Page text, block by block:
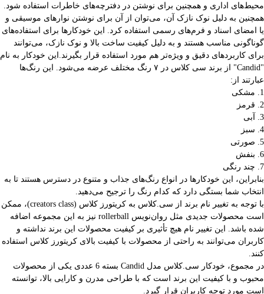
محیط‌های اداری و همچنین برای نوشتن در دفترچه‌های خاطرات استفاده شود.
همچنین به دلیل نوک نازک آن، می‌توان از آن برای نوشتن نوارهای موسیقی و
یا امضای اسناد و فرم‌های رسمی استفاده کرد. این خودکارها برای استفاده‌های
گوناگونی مناسب هستند و به دلیل کیفیت ساخت بالا و نوک نازک، می‌توانند
برای کاربردهای دقیق و ویژه‌تر هم مورد استفاده قرار بگیرند.این خودکار به نام
"Candid" از برند سی کلاس در ۷ رنگ مختلف عرضه می‌شود. این رنگ‌ها
عبارتند از:
1. مشکی
2. قرمز
3. آبی
4. سبز
5. صورتی
6. بنفش
7. چند رنگی
بنابراین، این خودکارها در انواع رنگ‌های جذاب و متنوع در دسترس هستند تا به
انتخاب شما بستگی دارد که کدام رنگ را ترجیح می‌دهید.
با توجه به تغییر نام برند از سی.کلاس به کریتورز کلاس (creators class)، ممکن
است محصولات جدیدی مثل روان‌نویس rollerball نیز به این مجموعه اضافه
شده باشد. این تغییر نام هیچ تأثیری بر کیفیت محصولات این برند نداشته و
کاربران می‌توانند به راحتی از محصولات با کیفیت بالای کریتورز کلاس استفاده
کنند.
در مجموع، خودکار سی.کلاس مدل Candid بسته 6 عددی یکی از محصولات
محبوب و با کیفیت این برند است که با طراحی مدرن و کارایی بالا، توانسته
است مورد توجه کاربران قرار گیرد.